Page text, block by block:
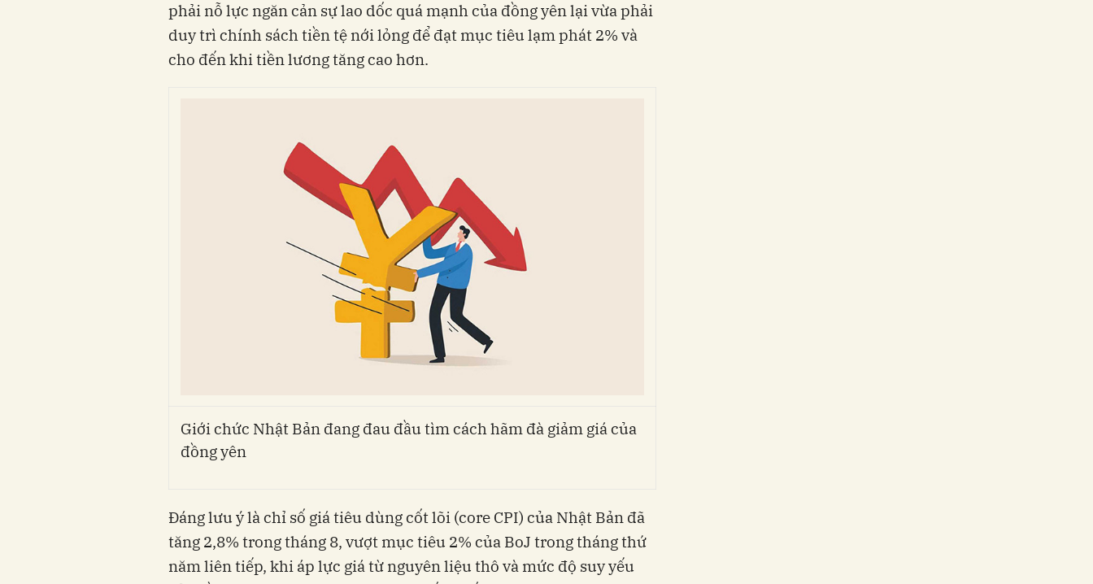
phải nỗ lực ngăn cản sự lao dốc quá mạnh của đồng yên lại vừa phải
duy trì chính sách tiền tệ nới lỏng để đạt mục tiêu lạm phát 2% và
cho đến khi tiền lương tăng cao hơn.
Giới chức Nhật Bản đang đau đầu tìm cách hãm đà giảm giá của
đồng yên
Đáng lưu ý là chỉ số giá tiêu dùng cốt lõi (core CPI) của Nhật Bản đã
tăng 2,8% trong tháng 8, vượt mục tiêu 2% của BoJ trong tháng thứ
năm liên tiếp, khi áp lực giá từ nguyên liệu thô và mức độ suy yếu